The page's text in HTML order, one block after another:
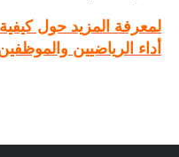
أداء الرياضيين